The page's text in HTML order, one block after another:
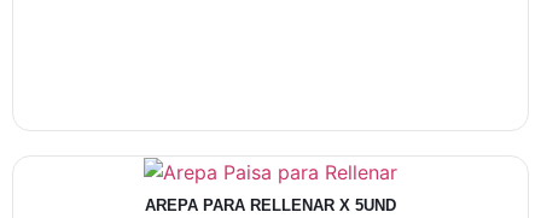
AREPA PARA RELLENAR X 5UND